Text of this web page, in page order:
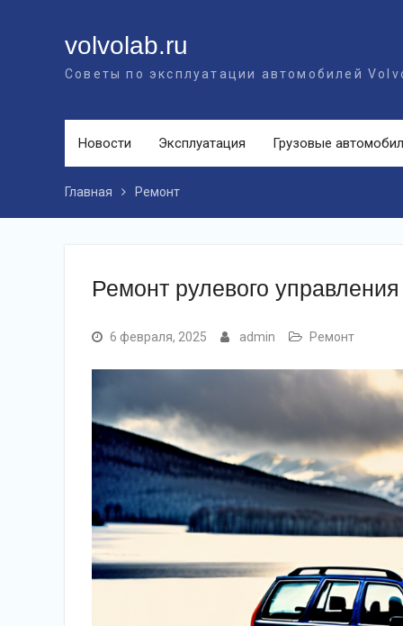
volvolab.ru
Советы по эксплуатации автомобилей
Новости Эксплуатация Грузовые
Главная Ремонт
Ремонт рулевого
6 февраля, 2025 admin Ремонт